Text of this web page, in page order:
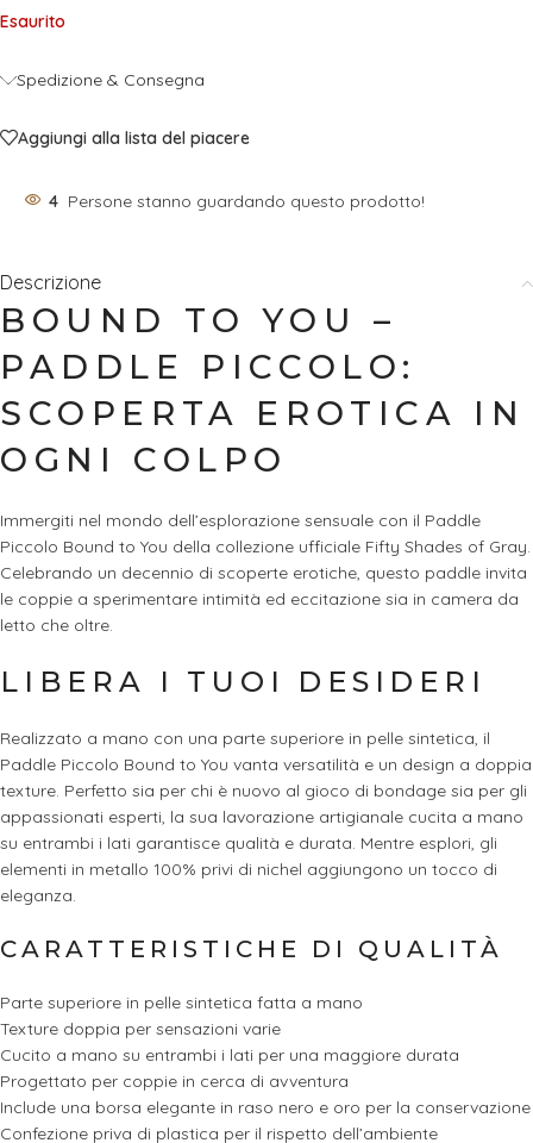
Esaurito
Spedizione & Consegna
Aggiungi alla lista del piacere
4 Persone stanno guardando questo prodotto!
Descrizione
BOUND TO YOU –
PADDLE PICCOLO:
SCOPERTA EROTICA IN
OGNI COLPO
Immergiti nel mondo dell’esplorazione sensuale con il Paddle
Piccolo Bound to You della collezione ufficiale Fifty Shades of Gray.
Celebrando un decennio di scoperte erotiche, questo paddle invita
le coppie a sperimentare intimità ed eccitazione sia in camera da
letto che oltre.
LIBERA I TUOI DESIDERI
Realizzato a mano con una parte superiore in pelle sintetica, il
Paddle Piccolo Bound to You vanta versatilità e un design a doppia
texture. Perfetto sia per chi è nuovo al gioco di bondage sia per gli
appassionati esperti, la sua lavorazione artigianale cucita a mano
su entrambi i lati garantisce qualità e durata. Mentre esplori, gli
elementi in metallo 100% privi di nichel aggiungono un tocco di
eleganza.
CARATTERISTICHE DI QUALITÀ
Parte superiore in pelle sintetica fatta a mano
Texture doppia per sensazioni varie
Cucito a mano su entrambi i lati per una maggiore durata
Progettato per coppie in cerca di avventura
Include una borsa elegante in raso nero e oro per la conservazione
Confezione priva di plastica per il rispetto dell’ambiente